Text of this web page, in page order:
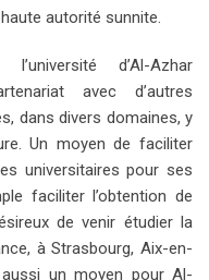
autorité sunnite.
d’Al-Azhar
avec d’autres
dans divers domaines, y
Un moyen de faciliter
universitaires pour ses
faciliter l’obtention de
de venir étudier la
à Strasbourg, Aix-en-
un moyen pour Al-